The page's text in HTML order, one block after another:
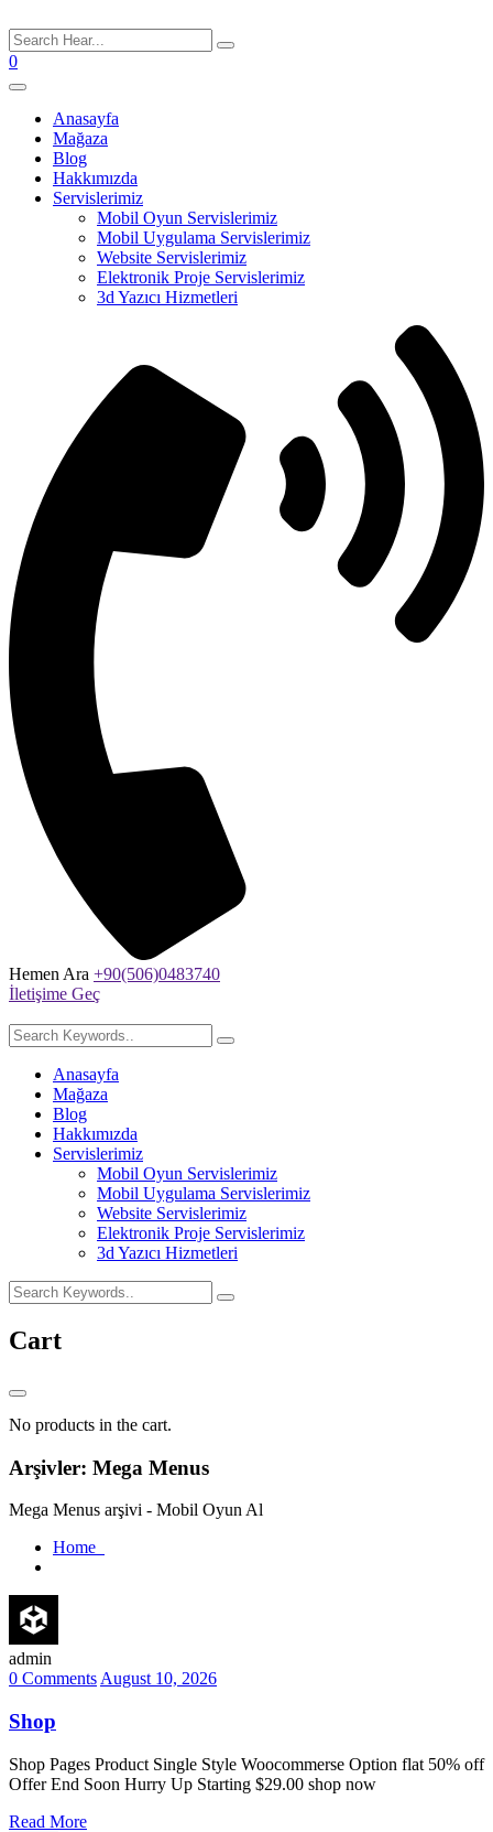
0
Anasayfa
Mağaza
Blog
Hakkımızda
Servislerimiz
Mobil Oyun Servislerimiz
Mobil Uygulama Servislerimiz
Website Servislerimiz
Elektronik Proje Servislerimiz
3d Yazıcı Hizmetleri
Hemen Ara +90(506)0483740
İletişime Geç
Anasayfa
Mağaza
Blog
Hakkımızda
Servislerimiz
Mobil Oyun Servislerimiz
Mobil Uygulama Servislerimiz
Website Servislerimiz
Elektronik Proje Servislerimiz
3d Yazıcı Hizmetleri
Cart
No products in the cart.
Arşivler: Mega Menus
Mega Menus arşivi - Mobil Oyun Al
Home
admin
0 Comments August 10, 2026
Shop
Shop Pages Product Single Style Woocommerse Option flat 50% off
Offer End Soon Hurry Up Starting $29.00 shop now
Read More